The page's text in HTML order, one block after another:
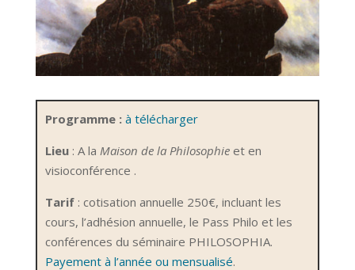
Programme : à télécharger
Lieu : A la Maison de la Philosophieet en
visioconférence .
Tarif: cotisation annuelle 250€, incluant les
cours, l’adhésion annuelle, le Pass Philo et les
conférences du séminaire PHILOSOPHIA.
Payement à l’année ou mensualisé.